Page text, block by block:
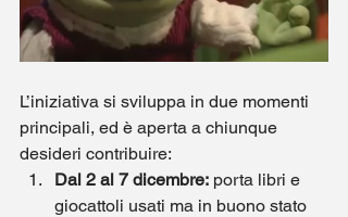
L’iniziativa si sviluppa in due momenti
principali, ed è aperta a chiunque
desideri contribuire:
Dal 2 al 7 dicembre: porta libri e
giocattoli usati ma in buono stato